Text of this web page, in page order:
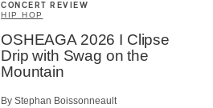
CONCERT REVIEW
HIP HOP
OSHEAGA 2026 I Clipse
Drip with Swag on the
Mountain
By Stephan Boissonneault